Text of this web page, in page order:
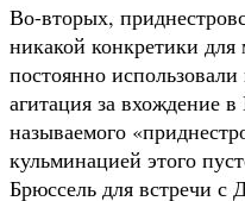
Во-вторых,
никакой конкретики
постоянно
агитация за вхождение
называемого
кульминацией этого
Брюссель для встречи с